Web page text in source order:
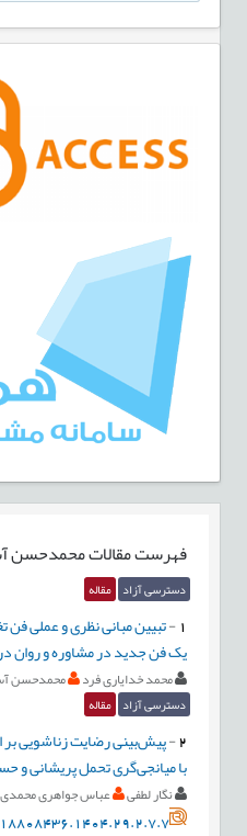
فهرست مقالاتمحمدحسن
دسترسی آزاد مقاله
-تبيين مبانی نظری و عملی فن
يک فن جديد در مشاوره و روان
محمد خدایاری فرد محمدحسن
دسترسی آزاد مقاله
2
-پیش‌بینی رضایت زناشویی
با میانجی‌گری تحمل پریشانی و
نگار لطفی عباس جواهری محمدی